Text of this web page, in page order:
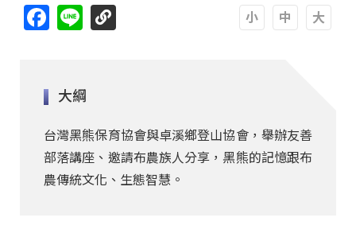
Facebook
Line
大綱
台灣黑熊保育協會與卓溪鄉登山協會，舉辦友善
部落講座、邀請布農族人分享，黑熊的記憶跟布
農傳統文化、生態智慧。